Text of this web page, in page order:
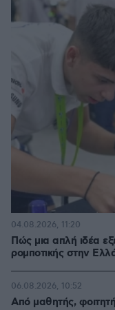
Πώς μια απλή ιδέα
ρομποτικής στην
04.08.2026, 11:20
Από μαθητής,
06.08.2026, 10:52